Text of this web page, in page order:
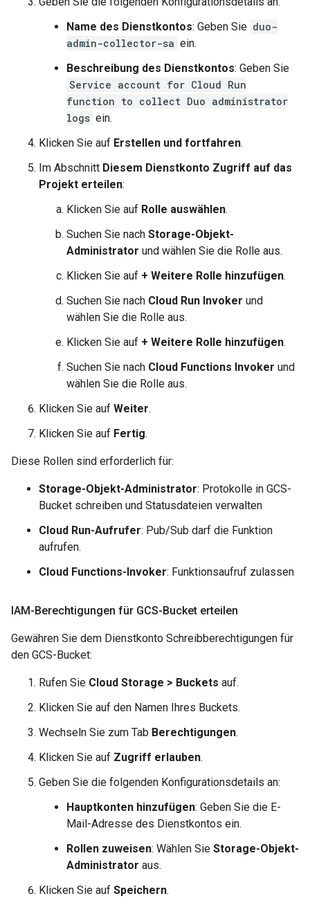
Name des Dienstkontos: Geben Sie duo-
admin-collector-sa ein.
Beschreibung des Dienstkontos: Geben Sie
Service account for Cloud Run
function to collect Duo administrator
logs ein.
Klicken Sie auf Erstellen und fortfahren.
Im Abschnitt Diesem Dienstkonto Zugriff auf das
Projekt erteilen:
Klicken Sie auf Rolle auswählen.
Suchen Sie nach Storage-Objekt-
Administrator und wählen Sie die Rolle aus.
Klicken Sie auf + Weitere Rolle hinzufügen.
Suchen Sie nach Cloud Run Invoker und
wählen Sie die Rolle aus.
Klicken Sie auf + Weitere Rolle hinzufügen.
Suchen Sie nach Cloud Functions Invoker und
wählen Sie die Rolle aus.
Klicken Sie auf Weiter.
Klicken Sie auf Fertig.
Diese Rollen sind erforderlich für:
Storage-Objekt-Administrator: Protokolle in GCS-
Bucket schreiben und Statusdateien verwalten
Cloud Run-Aufrufer: Pub/Sub darf die Funktion
aufrufen.
Cloud Functions-Invoker: Funktionsaufruf zulassen
IAM-Berechtigungen für GCS-Bucket erteilen
Gewähren Sie dem Dienstkonto Schreibberechtigungen für
den GCS-Bucket:
Rufen Sie Cloud Storage > Buckets auf.
Klicken Sie auf den Namen Ihres Buckets.
Wechseln Sie zum Tab Berechtigungen.
Klicken Sie auf Zugriff erlauben.
Geben Sie die folgenden Konfigurationsdetails an:
Hauptkonten hinzufügen: Geben Sie die E-
Mail-Adresse des Dienstkontos ein.
Rollen zuweisen: Wählen Sie Storage-Objekt-
Administrator aus.
Klicken Sie auf Speichern.